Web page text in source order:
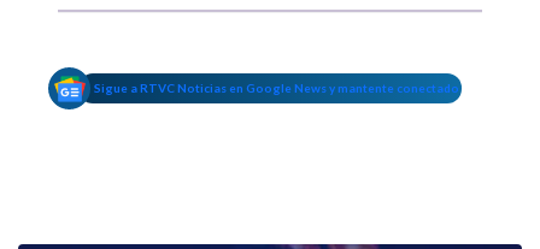
Sigue a RTVC Noticias en Google News y mantente conectado